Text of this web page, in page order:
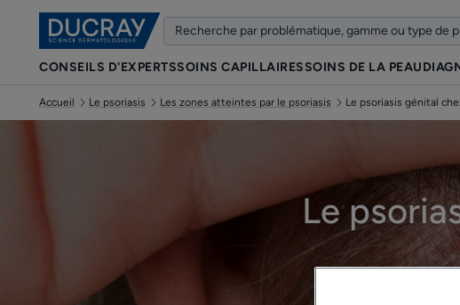
CONSEILS D'EXPERTSSOINS CAPILLAIRESSOINS DE LA PEAU
Accueil Le psoriasis Les zones atteintes par le psoriasis Le psoriasis génital
Le